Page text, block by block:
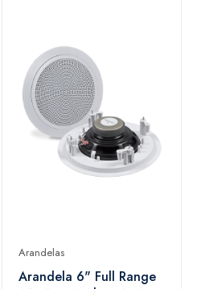
Arandelas
Arandela 6" Full Range